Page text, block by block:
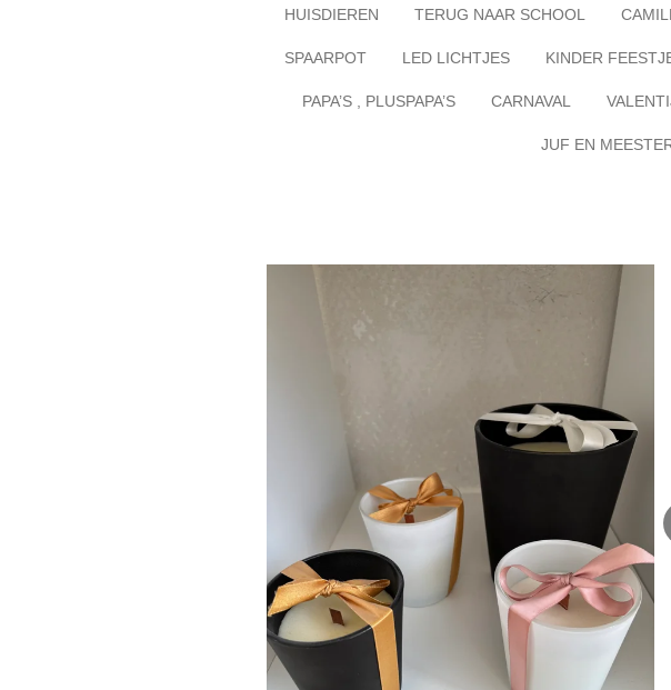
HUISDIEREN TERUG NAAR SCHOOL
SPAARPOT LED LICHTJES KINDER
PAPA’S , PLUSPAPA’S CARNAVAL
JUF EN